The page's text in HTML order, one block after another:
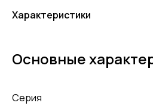
Характеристики
Основные
Серия